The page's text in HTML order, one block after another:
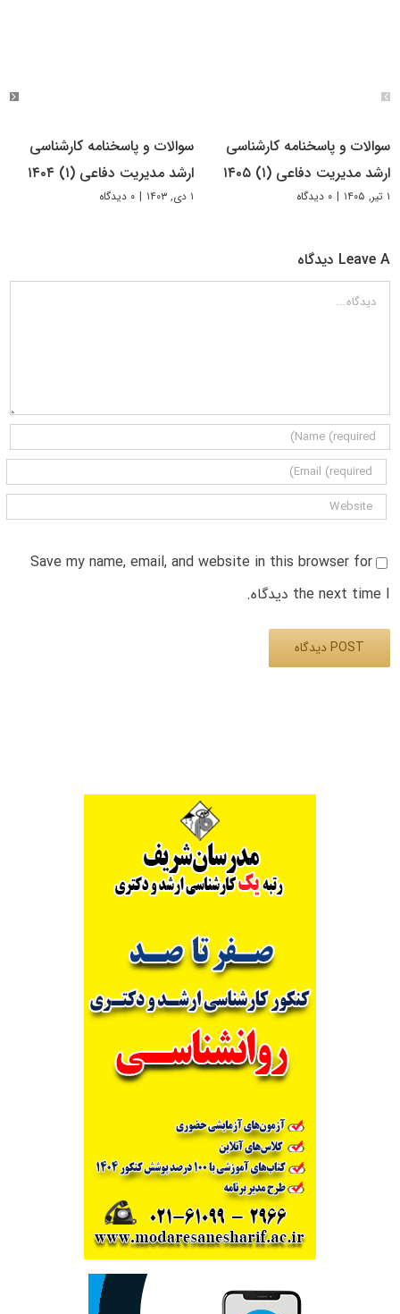
سوالات و پاسخنامه کارشناسی
ارشد مدیریت دفاعی (۱) ۱۴۰۵
۱ تیر, ۱۴۰۵ | ۰ دیدگاه
سوالات و پاسخنامه کارشناسی
ارشد مدیریت دفاعی (۱) ۱۴۰۴
۱ دی, ۱۴۰۳ | ۰ دیدگاه
Leave A دیدگاه
دیدگاه
Save my name, email, and website in this browser for
the next time I دیدگاه.